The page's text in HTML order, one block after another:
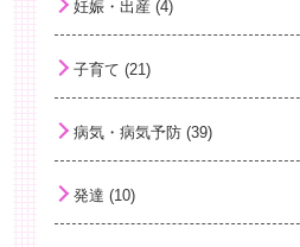
子どもの夏バテ
手洗いと子どもの健康
妊娠・出産 (4)
子育て (21)
病気・病気予防 (39)
発達 (10)